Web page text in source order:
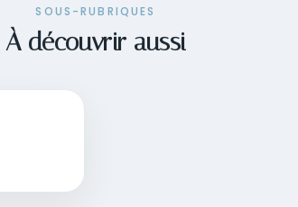
SOUS-RUBRIQUES
À découvrir aussi